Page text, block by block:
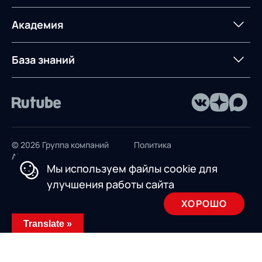
контейнерным
терминалом
Контакты
Академия
Предложение для
База знаний
© 2026 Группа компаний
AXELOT
Политика
Пользовательское
соглашение
Мы используем файлы cookie для
улучшения работы сайта
ХОРОШО
Translate »